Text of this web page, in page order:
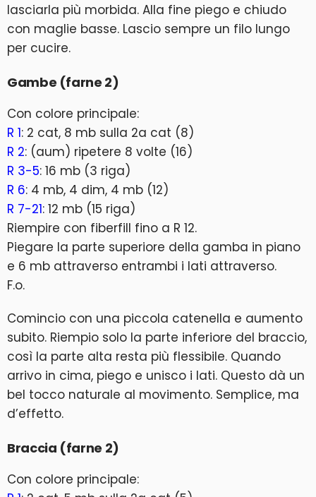
lasciarla più morbida. Alla fine piego e chiudo
con maglie basse. Lascio sempre un filo lungo
per cucire.
Gambe (farne 2)
Con colore principale:
R 1: 2 cat, 8 mb sulla 2a cat (8)
R 2: (aum) ripetere 8 volte (16)
R 3-5: 16 mb (3 riga)
R 6: 4 mb, 4 dim, 4 mb (12)
R 7-21: 12 mb (15 riga)
Riempire con fiberfill fino a R 12.
Piegare la parte superiore della gamba in piano
e 6 mb attraverso entrambi i lati attraverso.
F.o.
Comincio con una piccola catenella e aumento
subito. Riempio solo la parte inferiore del braccio,
così la parte alta resta più flessibile. Quando
arrivo in cima, piego e unisco i lati. Questo dà un
bel tocco naturale al movimento. Semplice, ma
d’effetto.
Braccia (farne 2)
Con colore principale: